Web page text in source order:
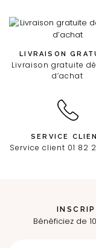
LIVRAISON
Livraison gratuite
d’achat
SERVICE
Service client 01 82
Bénéficiez de